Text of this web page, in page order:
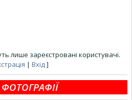
лише зареєстровані користувачі.
| Вхід ]